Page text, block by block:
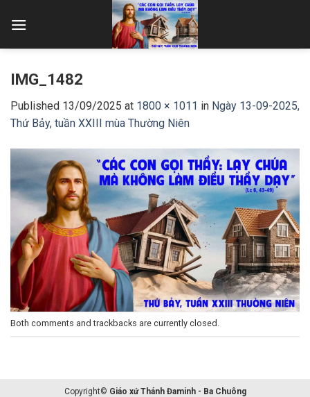
IMG_1482
Published 13/09/2025 at 1800 × 1011 in Ngày 13-09-2025,
Thứ Bảy, tuần XXIII mùa Thường Niên
Both comments and trackbacks are currently closed.
Copyright© Giáo xứ Thánh Đaminh - Ba Chuông